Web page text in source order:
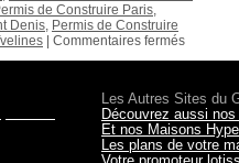
de Construire Paris,
Denis, Permis de Construire
Commentaires fermés
Les Autres Sites du
Découvrez aussi
Et nos Maisons
Les plans de votre